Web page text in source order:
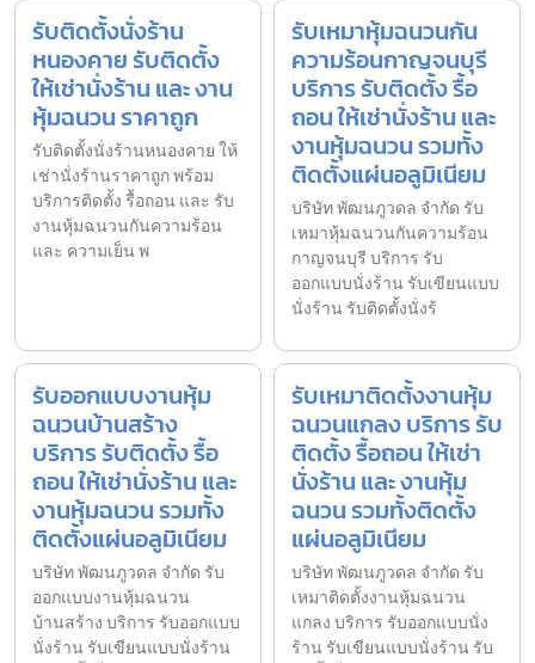
รับติดตั้งนั่งร้าน
หนองคาย รับติดตั้ง
ให้เช่านั่งร้าน และ งาน
หุ้มฉนวน ราคาถูก
รับติดตั้งนั่งร้านหนองคาย ให้
เช่านั่งร้านราคาถูก พร้อม
บริการติดตั้ง รื้อถอน และ รับ
งานหุ้มฉนวนกันความร้อน
และ ความเย็น พ
รับเหมาหุ้มฉนวนกัน
ความร้อนกาญจนบุรี
บริการ รับติดตั้ง รื้อ
ถอน ให้เช่านั่งร้าน และ
งานหุ้มฉนวน รวมทั้ง
ติดตั้งแผ่นอลูมิเนียม
บริษัท พัฒนภูวดล จำกัด รับ
เหมาหุ้มฉนวนกันความร้อน
กาญจนบุรี บริการ รับ
ออกแบบนั่งร้าน รับเขียนแบบ
นั่งร้าน รับติดตั้งนั่งร้
รับออกแบบงานหุ้ม
ฉนวนบ้านสร้าง
บริการ รับติดตั้ง รื้อ
ถอน ให้เช่านั่งร้าน และ
งานหุ้มฉนวน รวมทั้ง
ติดตั้งแผ่นอลูมิเนียม
บริษัท พัฒนภูวดล จำกัด รับ
ออกแบบงานหุ้มฉนวน
บ้านสร้าง บริการ รับออกแบบ
นั่งร้าน รับเขียนแบบนั่งร้าน
รับเหมาติดตั้งงานหุ้ม
ฉนวนแกลง บริการ รับ
ติดตั้ง รื้อถอน ให้เช่า
นั่งร้าน และ งานหุ้ม
ฉนวน รวมทั้งติดตั้ง
แผ่นอลูมิเนียม
บริษัท พัฒนภูวดล จำกัด รับ
เหมาติดตั้งงานหุ้มฉนวน
แกลง บริการ รับออกแบบนั่ง
ร้าน รับเขียนแบบนั่งร้าน รับ